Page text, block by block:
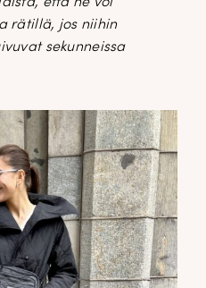
että ne voi
rätillä, jos niihin
sekunneissa